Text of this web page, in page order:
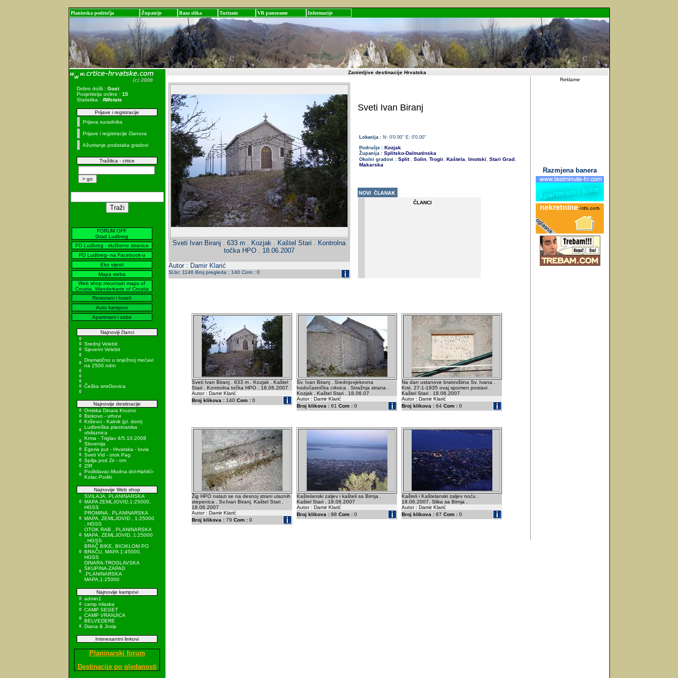
Planinska područja Županije Baza slika Turizam VR panorame Informacije
Dobro došli : Gost
Posjetitelja online : 15
Statistika : AWstats
Prijave i registracije
Prijava suradnika
Prijave i registracije članova
Ažuriranje podataka gradovi
Tražilica - crtice
FORUM OFF
Grad Ludbreg
PD Ludbreg - službene stranice
PD Ludbreg- na Facebook-u
Eko vijesti
Mapa weba
Web shop mountain maps of
Croatia, Wanderkarte of Croatia
Restorani i hoteli
Auto kampovi
Apartmani i sobe
Najnoviji članci
Srednji Velebit
Sjeverni Velebit
Dramatično u snježnoj mećavi
na 2500 ndm
Češka smrčkovica
Najnovije destinacije
Omiska Dinara Kruzno
Biokovo - vrhovi
Križevci - Kalnik (pl. dom)
Ludbreška planinarska
obilaznica
Krma - Triglav 4/5.10.2008
Slovenija
Egeria put - Hrvatska - Iovia
Sveti Vid - otok Pag
Spilja pod Zir - om
ZIR
Podkilavac-Mudna dol-Hahlići-
Kolac-Podki
Najnovije Web shop
SVILAJA, PLANINARSKA
MAPA ZEMLJOVID,1:25000,
HGSS
PROMINA , PLANINARSKA
MAPA, ZEMLJOVID , 1:25000
, HGSS
OTOK RAB , PLANINARSKA
MAPA, ZEMLJOVID, 1:25000
, HGSS
BRAČ BIKE, BICIKLOM PO
BRAČU, MAPA 1:45000,
HGSS
DINARA-TROGLAVSKA
SKUPINA-ZAPAD
,PLANINARSKA
MAPA,1:25000
Najnovije kampovi
admin1
camp mlaska
CAMP SEGET
CAMP VRANJICA
BELVEDERE
Diana & Josip
Interesantni linkovi
Planinarski forum
Destinacije po gledanosti
Zanimljive destinacije Hrvatska
Sveti Ivan Biranj . 633 m . Kozjak . Kaštel Stari . Kontrolna
točka HPO . 18.06.2007
Autor : Damir Klarić
Sl.br: 1146 Broj pregleda : 140 Com : 0
Sveti Ivan Biranj
Lokacija : N: 0'0.00'' E: 0'0.00''
Područje : Kozjak
Županija : Splitsko-Dalmatinska
Okolni gradovi : Split , Solin, Trogir, Kaštela, Imotski, Stari Grad,
Makarska
ČLANCI
Sveti Ivan Biranj . 633 m . Kozjak . Kaštel
Stari . Kontrolna točka HPO . 18.06.2007
Autor : Damir Klarić
Broj klikova : 140 Com : 0
Sv. Ivan Biranj . Srednjovjekovna
hodočasnička crkvica . Stražnja strana .
Kozjak . Kaštel Stari . 18.06.07
Autor : Damir Klarić
Broj klikova : 61 Com : 0
Na dan ustanove bratovština Sv. Ivana .
Krst. 27-1-1935 ovaj spomen postavi .
Kaštel Stari . 18.06.2007
Autor : Damir Klarić
Broj klikova : 64 Com : 0
Žig HPO nalazi se na desnoj strani ulaznih
stepenica . Sv.Ivan Biranj. Kaštel Stari .
18.06.2007
Autor : Damir Klarić
Broj klikova : 79 Com : 0
Kaštelanski zaljev i kašteli sa Birnja .
Kaštel Stari . 18.06.2007
Autor : Damir Klarić
Broj klikova : 88 Com : 0
Kašteli i Kaštelanski zaljev noću .
18.06.2007. Slika sa Birnja .
Autor : Damir Klarić
Broj klikova : 87 Com : 0
Reklame
Razmjena banera